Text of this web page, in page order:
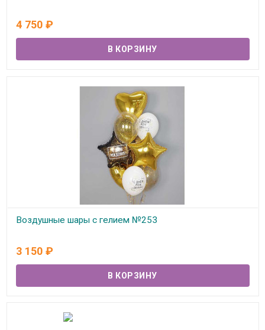
4 750 ₽
Воздушные шары с гелием №253
3 150 ₽